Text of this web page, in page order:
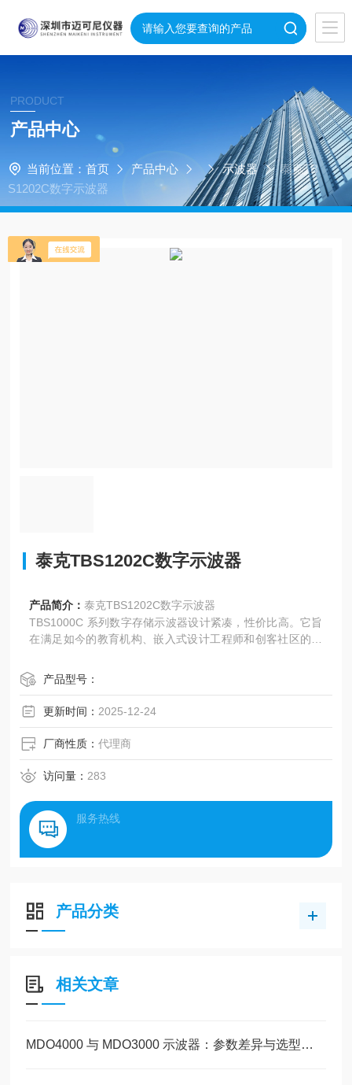
PRODUCT
产品中心
当前位置： 首页 产品中心 示波器
泰克TB
S1202C数字示波器
泰克TBS1202C数字示波器
产品简介：泰克TBS1202C数字示波器
TBS1000C 系列数字存储示波器设计紧凑，性价比高。它旨
在满足如今的教育机构、嵌入式设计工程师和创客社区的需
s 的采样速率，带宽为 50 MHz 至 200 MHz，享受五年保
修。
产品型号：
更新时间： 2025-12-24
厂商性质：代理商
访问量： 283
服务热线
产品分类
相关文章
MDO4000 与 MDO3000 示波器：参数差异与选型指南